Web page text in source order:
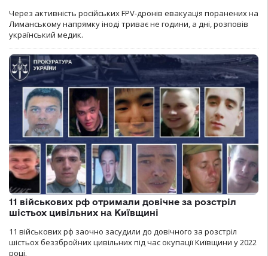
Через активність російських FPV-дронів евакуація поранених на
Лиманському напрямку іноді триває не години, а дні, розповів
український медик.
11 військових рф отримали довічне за розстріл
шістьох цивільних на Київщині
11 військових рф заочно засудили до довічного за розстріл
шістьох беззбройних цивільних під час окупації Київщини у 2022
році.